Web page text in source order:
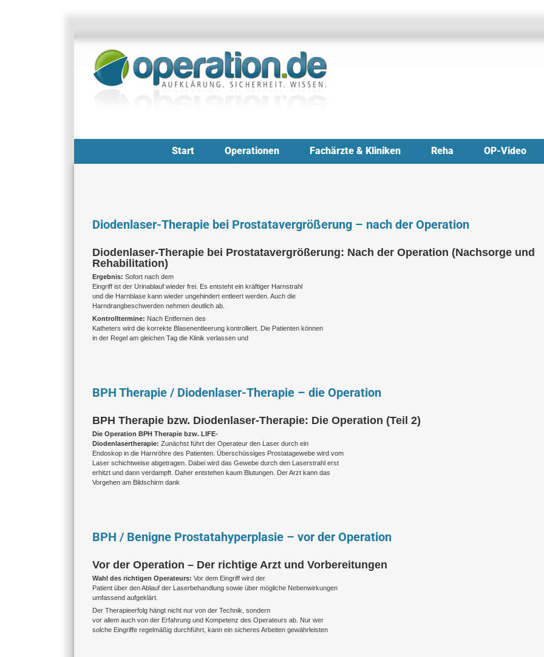
Start Operationen Fachärzte & Kliniken Reha OP-Video
Diodenlaser-Therapie bei Prostatavergrößerung – nach der Operation
Diodenlaser-Therapie bei Prostatavergrößerung: Nach der Operation (Nachsorge und
Rehabilitation)
Ergebnis: Sofort nach dem
Eingriff ist der Urinablauf wieder frei. Es entsteht ein kräftiger Harnstrahl
und die Harnblase kann wieder ungehindert entleert werden. Auch die
Harndrangbeschwerden nehmen deutlich ab.
Kontrolltermine: Nach Entfernen des
Katheters wird die korrekte Blasenentleerung kontrolliert. Die Patienten können
in der Regel am gleichen Tag die Klinik verlassen und
BPH Therapie / Diodenlaser-Therapie – die Operation
BPH Therapie bzw. Diodenlaser-Therapie: Die Operation (Teil 2)
Die Operation BPH Therapie bzw. LIFE-
Diodenlasertherapie: Zunächst führt der Operateur den Laser durch ein
Endoskop in die Harnröhre des Patienten. Überschüssiges Prostatagewebe wird vom
Laser schichtweise abgetragen. Dabei wird das Gewebe durch den Laserstrahl erst
erhitzt und dann verdampft. Daher entstehen kaum Blutungen. Der Arzt kann das
Vorgehen am Bildschirm dank
BPH / Benigne Prostatahyperplasie – vor der Operation
Vor der Operation – Der richtige Arzt und Vorbereitungen
Wahl des richtigen Operateurs: Vor dem Eingriff wird der
Patient über den Ablauf der Laserbehandlung sowie über mögliche Nebenwirkungen
umfassend aufgeklärt.
Der Therapieerfolg hängt nicht nur von der Technik, sondern
vor allem auch von der Erfahrung und Kompetenz des Operateurs ab. Nur wer
solche Eingriffe regelmäßig durchführt, kann ein sicheres Arbeiten gewährleisten